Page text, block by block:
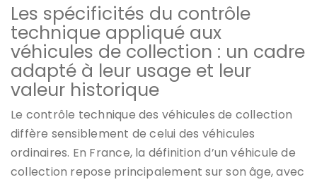
Les spécificités du contrôle
technique appliqué aux
véhicules de collection : un cadre
adapté à leur usage et leur
valeur historique
Le contrôle technique des véhicules de collection
diffère sensiblement de celui des véhicules
ordinaires. En France, la définition d’un véhicule de
collection repose principalement sur son âge, avec